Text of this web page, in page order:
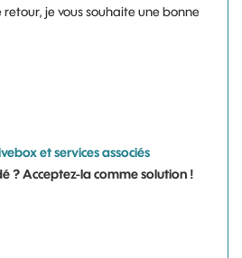
je vous souhaite une bonne
et services associés
? Acceptez-la comme solution !